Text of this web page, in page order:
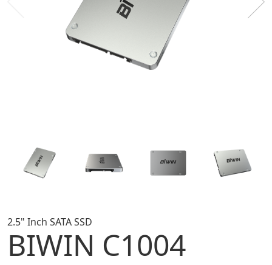
2.5" Inch SATA SSD
BIWIN C1004